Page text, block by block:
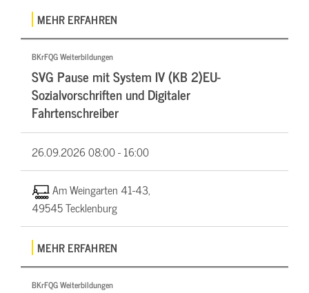
MEHR ERFAHREN
BKrFQG Weiterbildungen
SVG Pause mit System IV (KB 2)EU-
Sozialvorschriften und Digitaler
Fahrtenschreiber
26.09.202608:00 - 16:00
Am Weingarten 41-43,
49545 Tecklenburg
MEHR ERFAHREN
BKrFQG Weiterbildungen